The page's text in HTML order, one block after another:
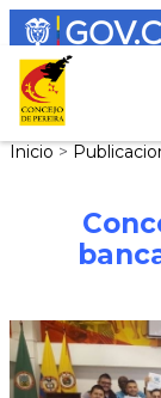
Inicio >